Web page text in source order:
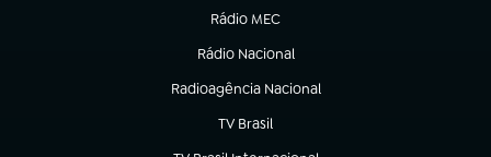
Rádio MEC
(abre em nova aba)
Rádio Nacional
Radioagência Nacional
(abre em nova aba)
TV Brasil
(abre em nova aba)